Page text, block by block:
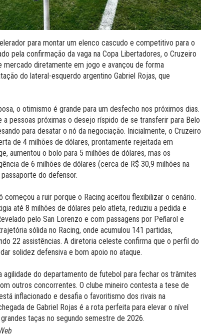
para montar um elenco cascudo e competitivo para o
pela confirmação da vaga na Copa Libertadores, o Cruzeiro
mercado diretamente em jogo e avançou de forma
do lateral-esquerdo argentino Gabriel Rojas, que
o otimismo é grande para um desfecho nos próximos dias.
a pessoas próximas o desejo ríspido de se transferir para Belo
para desatar o nó da negociação. Inicialmente, o Cruzeiro
de 4 milhões de dólares, prontamente rejeitada em
aumentou o bolo para 5 milhões de dólares, mas os
de 6 milhões de dólares (cerca de R$ 30,9 milhões na
do defensor.
começou a ruir porque o Racing aceitou flexibilizar o cenário.
até 8 milhões de dólares pelo atleta, reduziu a pedida e
pelo San Lorenzo e com passagens por Peñarol e
sólida no Racing, onde acumulou 141 partidas,
22 assistências. A diretoria celeste confirma que o perfil do
solidez defensiva e bom apoio no ataque.
agilidade do departamento de futebol para fechar os trâmites
outros concorrentes. O clube mineiro contesta a tese de
inflacionado e desafia o favoritismo dos rivais na
de Gabriel Rojas é a rota perfeita para elevar o nível
taças no segundo semestre de 2026.